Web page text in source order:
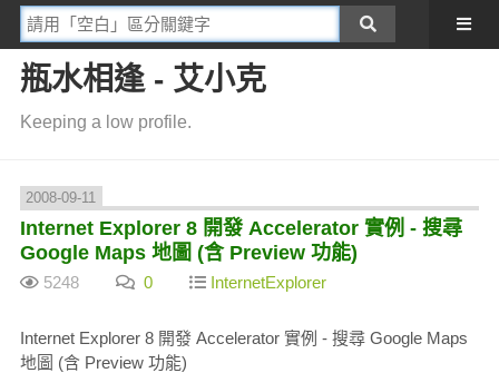
瓶水相逢 - 艾小克
Keeping a low profile.
2008-09-11
Internet Explorer 8 開發 Accelerator 實例 - 搜尋
Google Maps 地圖 (含 Preview 功能)
5248 0 InternetExplorer
Internet Explorer 8 開發 Accelerator 實例 - 搜尋 Google Maps
地圖 (含 Preview 功能)